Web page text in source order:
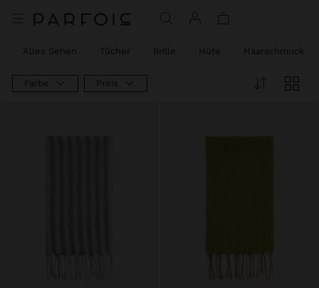
Alles Sehen Tücher Brille Hüte Haarschmuck
Farbe Preis